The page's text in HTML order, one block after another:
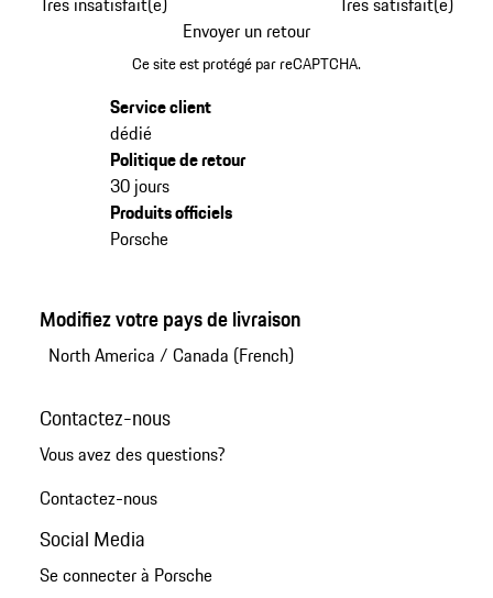
Envoyer un retour
Ce site est protégé par reCAPTCHA.
Service client
dédié
Politique de retour
30 jours
Produits officiels
Porsche
Modifiez votre pays de livraison
North America / Canada (French)
Contactez-nous
Vous avez des questions?
Contactez-nous
Social Media
Se connecter à Porsche